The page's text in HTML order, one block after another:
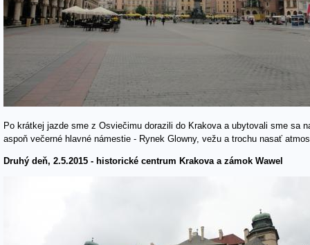
Po krátkej jazde sme z Osviečimu dorazili do Krakova a ubytovali sme sa
aspoň večerné hlavné námestie - Rynek Glowny, vežu a trochu nasať
Druhý deň, 2.5.2015 - historické centrum Krakova a zámok Wawel